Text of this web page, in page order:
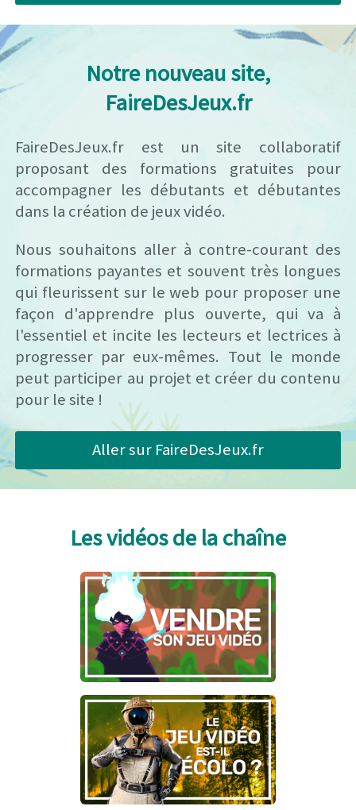
Notre nouveau site,
FaireDesJeux.fr
FaireDesJeux.fr est un site collaboratif
proposant des formations gratuites pour
accompagner les débutants et débutantes
dans la création de jeux vidéo.
Nous souhaitons aller à contre-courant des
formations payantes et souvent très longues
qui fleurissent sur le web pour proposer une
façon d'apprendre plus ouverte, qui va à
l'essentiel et incite les lecteurs et lectrices à
progresser par eux-mêmes. Tout le monde
peut participer au projet et créer du contenu
pour le site !
Aller sur FaireDesJeux.fr
Les vidéos de la chaîne